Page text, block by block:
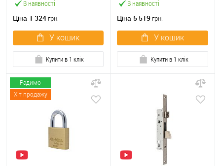
В наявності
Ціна 1 324 грн.
У кошик
Купити в 1 клік
В наявності
(BS67,5*85мм) хром
Ціна 5 519 грн.
У кошик
Купити в 1 клік
Радимо
Хіт продажу